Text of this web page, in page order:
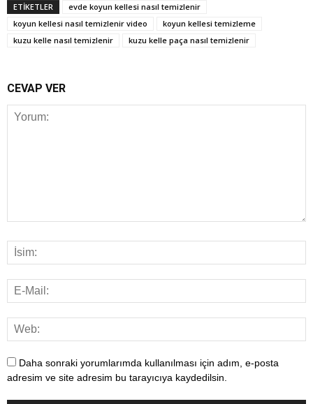
ETİKETLER
evde koyun kellesi nasıl temizlenir
koyun kellesi nasıl temizlenir video
koyun kellesi temizleme
kuzu kelle nasıl temizlenir
kuzu kelle paça nasıl temizlenir
CEVAP VER
Daha sonraki yorumlarımda kullanılması için adım, e-posta
adresim ve site adresim bu tarayıcıya kaydedilsin.